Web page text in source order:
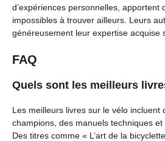
d’expériences personnelles, apportent
impossibles à trouver ailleurs. Leurs
généreusement leur expertise acquise
FAQ
Quels sont les meilleurs
Les meilleurs livres sur le vélo incluent
champions, des manuels techniques et
Des titres comme « L’art de la